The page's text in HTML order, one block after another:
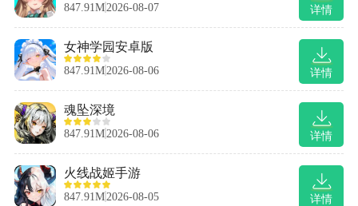
详情
847.91M 2026-08-07
详情
女神学园安卓版
847.91M 2026-08-06
详情
魂坠深境
847.91M 2026-08-06
详情
火线战姬手游
847.91M 2026-08-05